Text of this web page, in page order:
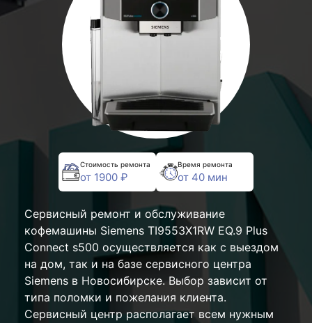
Стоимость ремонта
от 1900 ₽
Время ремонта
от 40 мин
Сервисный ремонт и обслуживание
кофемашины Siemens TI9553X1RW EQ.9 Plus
Connect s500 осуществляется как с выездом
на дом, так и на базе сервисного центра
Siemens в Новосибирске. Выбор зависит от
типа поломки и пожелания клиента.
Сервисный центр располагает всем нужным